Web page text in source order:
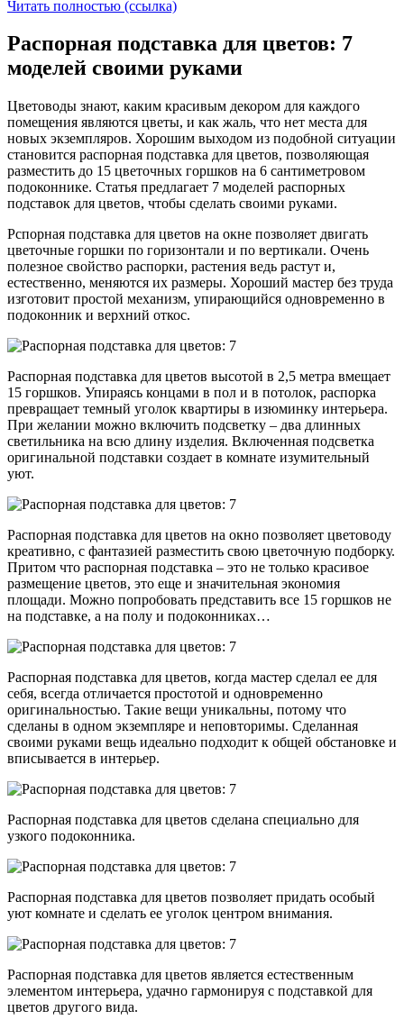
Читать полностью (ссылка)
Распорная подставка для цветов: 7
моделей своими руками
Цветоводы знают, каким красивым декором для каждого
помещения являются цветы, и как жаль, что нет места для
новых экземпляров. Хорошим выходом из подобной ситуации
становится распорная подставка для цветов, позволяющая
разместить до 15 цветочных горшков на 6 сантиметровом
подоконнике. Статья предлагает 7 моделей распорных
подставок для цветов, чтобы сделать своими руками.
Рспорная подставка для цветов на окне позволяет двигать
цветочные горшки по горизонтали и по вертикали. Очень
полезное свойство распорки, растения ведь растут и,
естественно, меняются их размеры. Хороший мастер без труда
изготовит простой механизм, упирающийся одновременно в
подоконник и верхний откос.
Распорная подставка для цветов высотой в 2,5 метра вмещает
15 горшков. Упираясь концами в пол и в потолок, распорка
превращает темный уголок квартиры в изюминку интерьера.
При желании можно включить подсветку – два длинных
светильника на всю длину изделия. Включенная подсветка
оригинальной подставки создает в комнате изумительный
уют.
Распорная подставка для цветов на окно позволяет цветоводу
креативно, с фантазией разместить свою цветочную подборку.
Притом что распорная подставка – это не только красивое
размещение цветов, это еще и значительная экономия
площади. Можно попробовать представить все 15 горшков не
на подставке, а на полу и подоконниках…
Распорная подставка для цветов, когда мастер сделал ее для
себя, всегда отличается простотой и одновременно
оригинальностью. Такие вещи уникальны, потому что
сделаны в одном экземпляре и неповторимы. Сделанная
своими руками вещь идеально подходит к общей обстановке и
вписывается в интерьер.
Распорная подставка для цветов сделана специально для
узкого подоконника.
Распорная подставка для цветов позволяет придать особый
уют комнате и сделать ее уголок центром внимания.
Распорная подставка для цветов является естественным
элементом интерьера, удачно гармонируя с подставкой для
цветов другого вида.